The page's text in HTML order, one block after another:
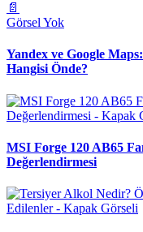
📄
Görsel Yok
Yandex ve Google
Hangisi Önde?
MSI Forge 120 AB65
Değerlendirmesi